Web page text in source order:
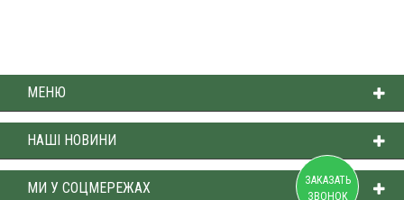
ЗАКАЗАТЬ
ЗВОНОК
МЕНЮ
НАШІ НОВИНИ
МИ У СОЦМЕРЕЖАХ